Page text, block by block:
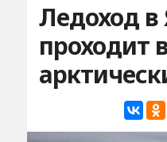
Ледоход в
проходит